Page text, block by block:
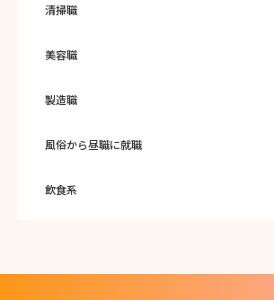
清掃職
美容職
製造職
風俗から昼職に就職
飲食系